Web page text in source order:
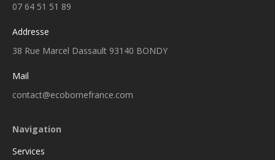
07 64 51 51 89
Addresse
38 Rue Marcel Dassault 93140 BONDY
Mail
contact@ecobornefrance.com
Navigation
Services